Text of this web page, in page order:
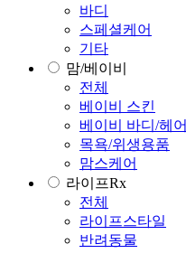
바디
스페셜케어
기타
맘/베이비
전체
베이비 스킨
베이비 바디/헤어
목욕/위생용품
맘스케어
라이프Rx
전체
라이프스타일
반려동물